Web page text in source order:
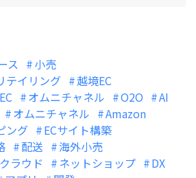
ス
小売
テイリング
越境EC
EC オムニチャネル O2O
AI
オムニチャネル
Amazon
ング
ECサイト構築
配送
海外小売
クラウド ネットショップ
DX